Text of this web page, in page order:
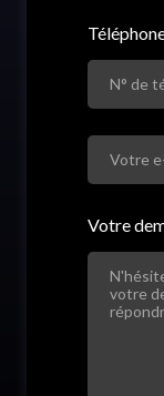
Téléphone
Votre